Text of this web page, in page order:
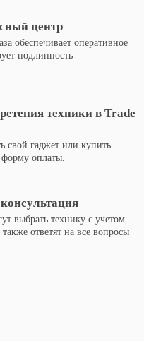
центр
обеспечивает оперативное
подлинность
техники в Trade
свой гаджет или купить
оплаты.
выбрать технику с учетом
ответят на все вопросы